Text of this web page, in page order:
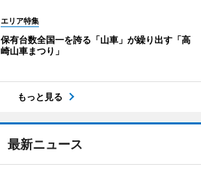
エリア特集
保有台数全国一を誇る「山車」が繰り出す「高
崎山車まつり」
もっと見る
最新ニュース